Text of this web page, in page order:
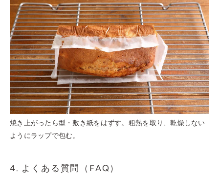
焼き上がったら型・敷き紙をはずす。粗熱を取り、乾燥しない
ようにラップで包む。
4. よくある質問（FAQ）